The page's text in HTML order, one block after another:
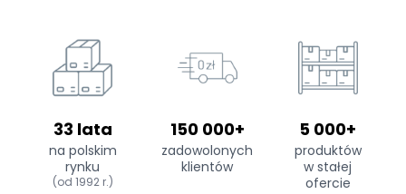
33 lata
na polskim
rynku
(od 1992 r.)
150 000+
zadowolonych
klientów
5 000+
produktów
w stałej
ofercie